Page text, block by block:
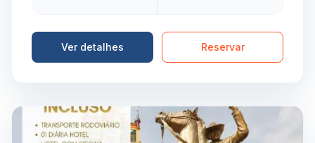
Ver detalhes Reservar